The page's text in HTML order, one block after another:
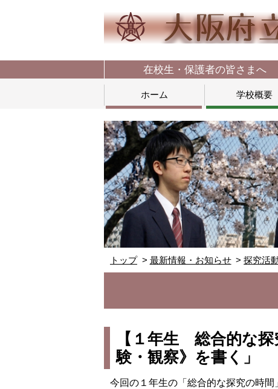
在校生・保護者の皆さまへ
ホーム 学校概要
トップ 最新情報・お知らせ 探究活
【１年生 総合的な
験・観察》を書く」
今回の１年生の「総合的な探究の時